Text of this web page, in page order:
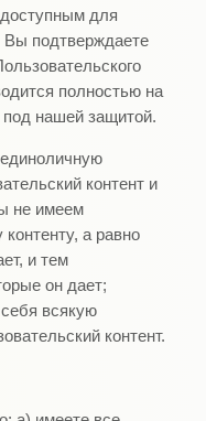
для
Вы подтверждаете
полностью на
под нашей защитой.
контент и
не имеем
а равно
и тем
он дает;
всякую
контент.